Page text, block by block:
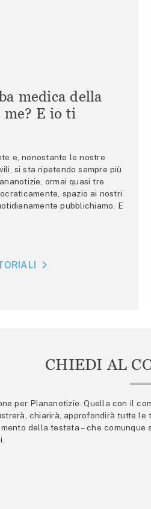
medica della
me? E io ti
e, nonostante le nostre
si sta ripetendo sempre più
ormai quasi tre
spazio ai nostri
pubblichiamo. E
CHIEDI AL
per Piananotizie. Quella con il
chiarirà, approfondirà tutte
della testata – che